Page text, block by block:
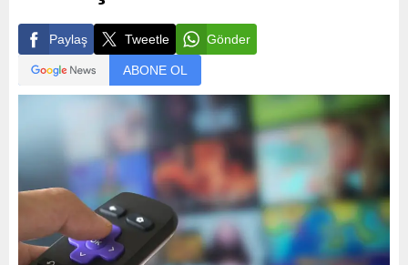
Paylaş Tweetle Gönder
ABONE OL